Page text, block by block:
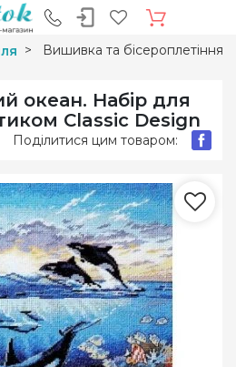
Вишивка та бісероплетіння
океан. Набір для
Classic Design
Поділитися цим товаром: